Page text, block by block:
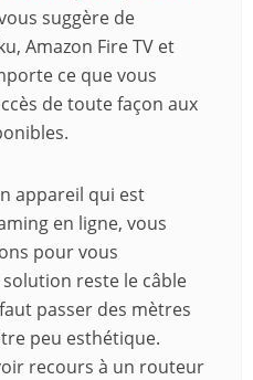
suggère de
Amazon Fire TV et
ce que vous
de toute façon aux
appareil qui est
en ligne, vous
pour vous
reste le câble
passer des mètres
peu esthétique.
recours à un routeur